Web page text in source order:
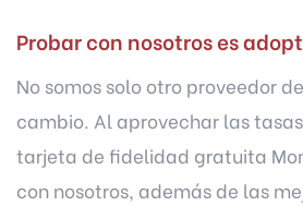
Probar con nosotros es
No somos solo otro proveedor
cambio. Al aprovechar las
tarjeta de fidelidad gratuita
con nosotros, además de las